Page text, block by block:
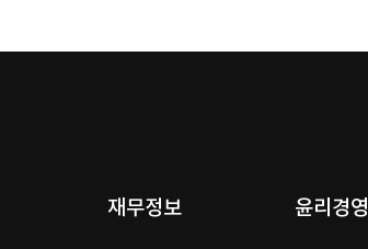
재무정보 윤리경영